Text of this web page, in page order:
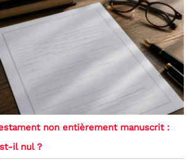
non entièrement manuscrit :
il nul ?